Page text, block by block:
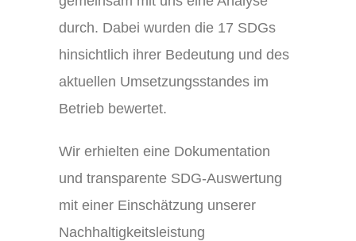
durch. Dabei wurden die 17 SDGs
hinsichtlich ihrer Bedeutung und des
aktuellen Umsetzungsstandes im
Betrieb bewertet.
Wir erhielten eine Dokumentation
und transparente SDG-Auswertung
mit einer Einschätzung unserer
Nachhaltigkeitsleistung